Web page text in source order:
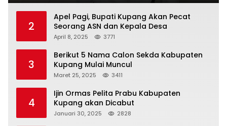
2
Apel Pagi, Bupati Kupang Akan Pecat
Seorang ASN dan Kepala Desa
April 8, 2025 3771
3
Berikut 5 Nama Calon Sekda Kabupaten
Kupang Mulai Muncul
Maret 25, 2025 3411
4
Ijin Ormas Pelita Prabu Kabupaten
Kupang akan Dicabut
Januari 30, 2025 2828